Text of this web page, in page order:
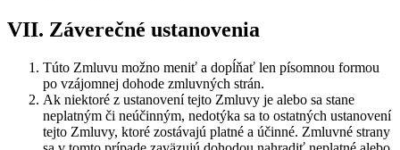
VII. Záverečné ustanovenia
Túto Zmluvu možno meniť a dopĺňať len písomnou formou
po vzájomnej dohode zmluvných strán.
Ak niektoré z ustanovení tejto Zmluvy je alebo sa stane
neplatným či neúčinným, nedotýka sa to ostatných ustanovení
tejto Zmluvy, ktoré zostávajú platné a účinné. Zmluvné strany